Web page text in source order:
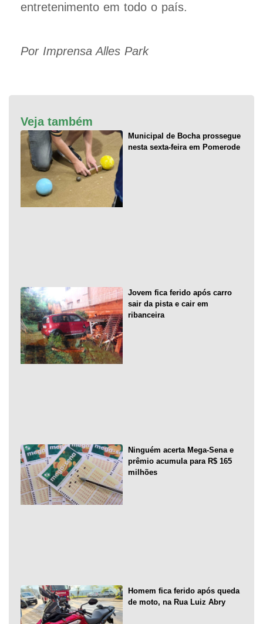
entretenimento em todo o país.
Por Imprensa Alles Park
Veja também
Municipal de Bocha prossegue
nesta sexta-feira em Pomerode
Jovem fica ferido após carro
sair da pista e cair em
ribanceira
Ninguém acerta Mega-Sena e
prêmio acumula para R$ 165
milhões
Homem fica ferido após queda
de moto, na Rua Luiz Abry